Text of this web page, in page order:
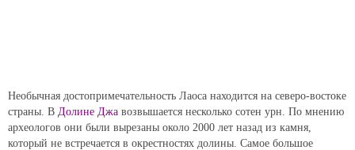
Необычная достопримечательность Лаоса находится на северо-востоке
страны. В Долине Джа возвышается несколько сотен урн. По мнению
археологов они были вырезаны около 2000 лет назад из камня,
который не встречается в окрестностях долины. Самое большое